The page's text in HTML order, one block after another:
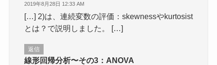
2019年8月28日 12:33 AM
[…] 2)は、連続変数の評価：skewnessやkurtosist
とは？で説明しました。 […]
返信
線形回帰分析〜その3：ANOVA